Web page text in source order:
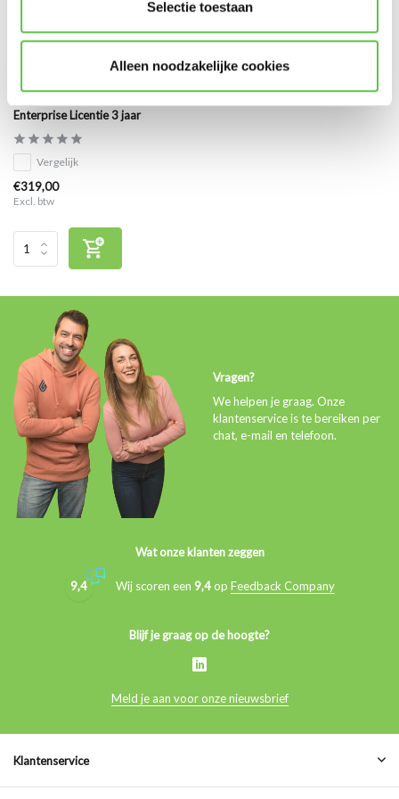
Selectie toestaan
Alleen noodzakelijke cookies
Enterprise Licentie 3 jaar
Vergelijk
€319,00
Excl. btw
Vragen?
We helpen je graag. Onze
klantenservice is te bereiken per
chat, e-mail en telefoon.
Wat onze klanten zeggen
9,4 Wij scoren een 9,4op Feedback Company
Blijf je graag op de hoogte?
Meld je aan voor onze nieuwsbrief
Klantenservice